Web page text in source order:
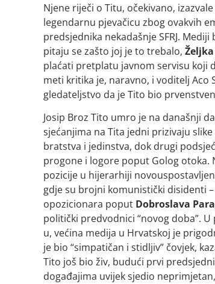
Njene riječi o Titu, očekivano,
legendarnu pjevačicu zbog ovakvih
predsjednika nekadašnje SFRJ.
pitaju se zašto joj je to trebalo,
plaćati pretplatu javnom servisu koji
meti kritika je, naravno, i voditelj Aco
gledateljstvo da je Tito bio
Josip Broz Tito umro je na današnji
sjećanjima na Tita jedni prizivaju
bratstva i jedinstva, dok drugi
progone i logore poput Golog otoka.
pozicije u hijerarhiji
gdje su brojni komunistički disidenti
opozicionara poput Dobroslava
politički predvodnici “novog doba”.
u, većina medija u Hrvatskoj je
je bio “simpatičan i stidljiv” čovjek,
Tito još bio živ, budući prvi
događajima uvijek sjedio